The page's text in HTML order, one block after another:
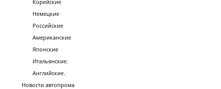
Корейские
Немецкие
Российские
Американские
Японские
Итальянские.
Английские.
Новости автопрома